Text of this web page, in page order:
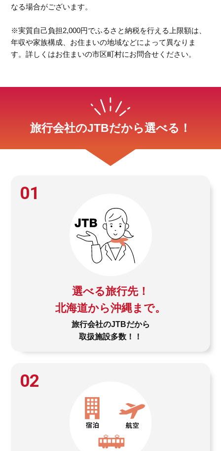
なる場合がございます。
※実質自己負担2,000円でふるさと納税を行える上限額は、
年収や家族構成、お住まいの地域などによって異なりま
す。詳しくはお住まいの市区町村にお問合せください。
旅行会社のJTBだから選べる！
01
選べる旅行先！
北海道から沖縄まで。
旅行会社のJTBだから
取扱施設多数！！
02